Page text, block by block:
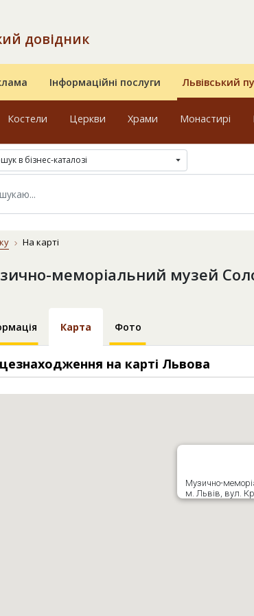
довідник
Інформаційні послуги Львівський
Костели Церкви Храми Монастирі
в бізнес-каталозі
На карті
меморіальний музей
Карта Фото
на карті Львова
Музично-
м. Львів, вул.